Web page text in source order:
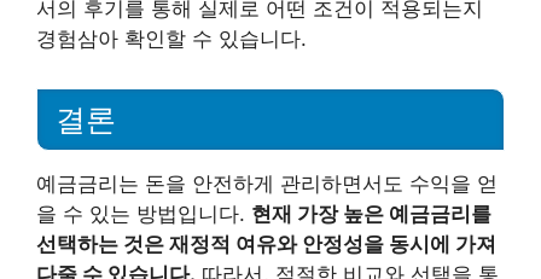
서의 후기를 통해 실제로 어떤 조건이 적용되는지
경험삼아 확인할 수 있습니다.
결론
예금금리는 돈을 안전하게 관리하면서도 수익을 얻
을 수 있는 방법입니다. 현재 가장 높은 예금금리를
선택하는 것은 재정적 여유와 안정성을 동시에 가져